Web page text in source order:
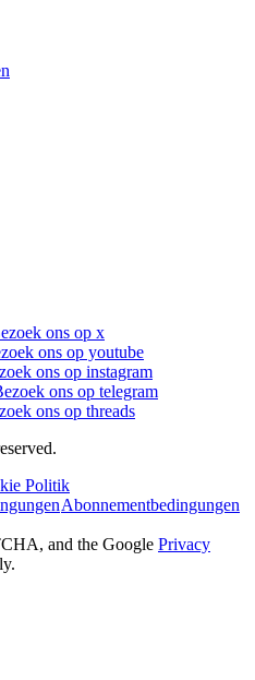
ons op x
ons op youtube
ons op instagram
ons op telegram
ons op threads
Politik
Abonnementbedingungen
and the Google Privacy